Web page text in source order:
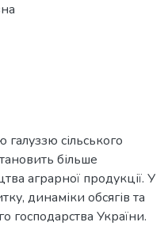
сільського
більше
аграрної продукції. У
динаміки обсягів та
господарства України.